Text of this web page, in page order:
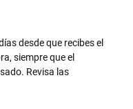
desde que recibes el
siempre que el
Revisa las